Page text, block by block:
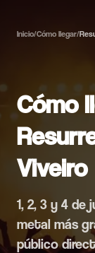
Inicio/Cómo llegar/
Cómo
Viveiro
1, 2, 3 y 4 de
metal más
público